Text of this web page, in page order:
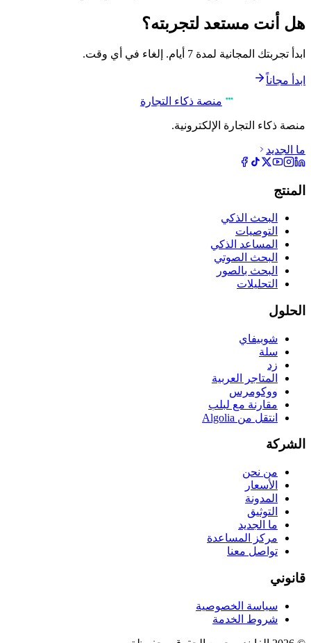
هل أنت مستعد لتجربته؟
ابدأ تجربتك المجانية لمدة 7 أيام. إلغاء في أي وقت.
ابدأ مجاناً
منصة ذكاء التجارة
منصة ذكاء التجارة الإلكترونية.
ما الجديد
المنتج
البحث الذكي
التوصيات
المساعد الذكي
البحث الصوتي
البحث بالصور
التحليلات
الحلول
شوبيفاي
سلة
زد
المتاجر العربية
ووكومرس
مقارنة مع لبلب
انتقل من Algolia
الشركة
من نحن
الأسعار
المدونة
التوثيق
ما الجديد
مركز المساعدة
تواصل معنا
قانوني
سياسة الخصوصية
شروط الخدمة